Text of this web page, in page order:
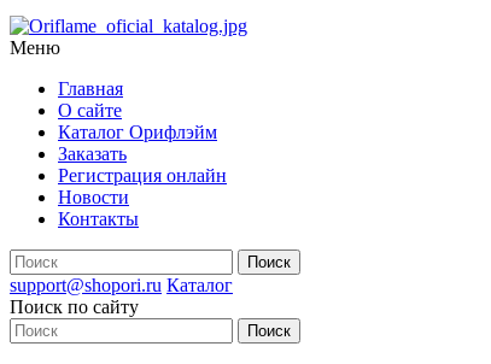
Меню
Главная
О сайте
Каталог Орифлэйм
Заказать
Регистрация онлайн
Новости
Контакты
support@shopori.ru Каталог
Поиск по сайту